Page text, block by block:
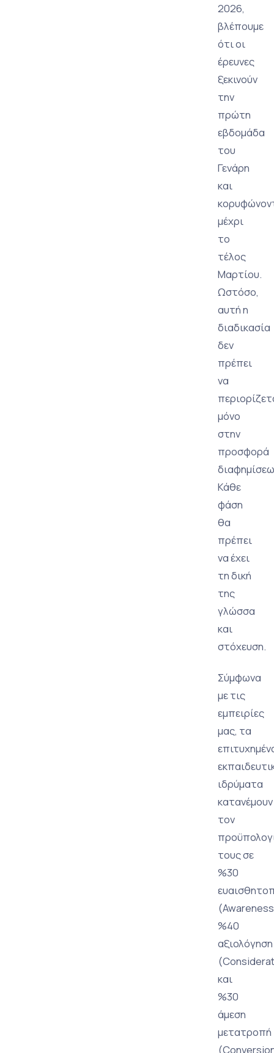
2026,
βλέπουμε
ότι οι
έρευνες
ξεκινούν
την
πρώτη
εβδομάδα
του
Γενάρη
και
μέχρι
το
τέλος
Μαρτίου.
Ωστόσο,
αυτή η
διαδικασία
δεν
πρέπει
να
μόνο
στην
προσφορά
Κάθε
φάση
θα
πρέπει
να έχει
τη δική
της
γλώσσα
και
στόχευση.
Σύμφωνα
με τις
εμπειρίες
μας, τα
ιδρύματα
κατανέμουν
τον
τους σε
%30
%40
αξιολόγηση
και
%30
άμεση
μετατροπή